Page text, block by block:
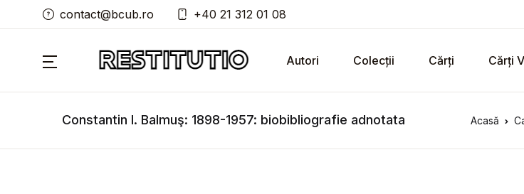
contact@bcub.ro +40 21 312 01 08
Autori Colecții Cărți Cărți
Constantin I. Balmuş: 1898-1957: biobibliografie adnotata Acasă